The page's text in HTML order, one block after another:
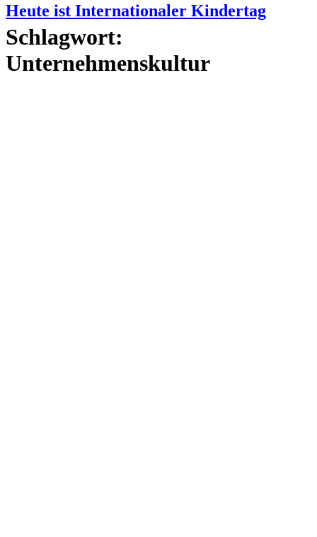
Schlagwort:
Unternehmenskultur
Heute ist Internationaler Kindertag